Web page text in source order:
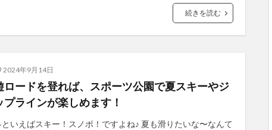
続きを読む
2024年9月14日
ロードを登れば、スポーツ公園で夏スキーやジ
プラインが楽しめます！
といえばスキー！スノボ！ですよね♪ 夏も滑りたいな〜なんて